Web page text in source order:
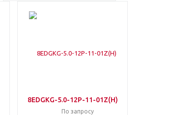
8EDGKG-5.0-12P-11-01Z(H)
По запросу